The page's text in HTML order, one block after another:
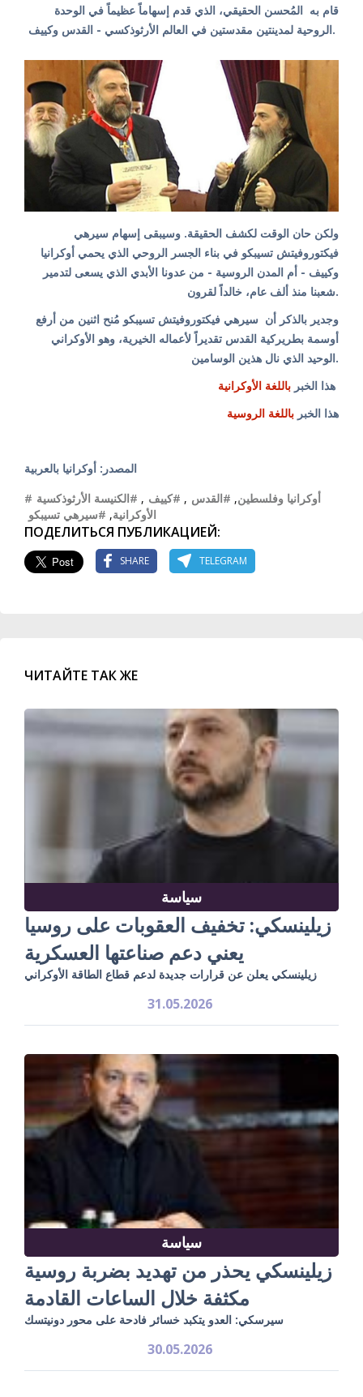
قام به المُحسن الحقيقي، الذي قدم إسهاماً عظيماً في الوحدة
الروحية لمدينتين مقدستين في العالم الأرثوذكسي - القدس وكييف.
ولكن حان الوقت لكشف الحقيقة. وسيبقى إسهام سيرهي
فيكتوروفيتش تسيبكو في بناء الجسر الروحي الذي يحمي أوكرانيا
وكييف - أم المدن الروسية - من عدونا الأبدي الذي يسعى لتدمير
شعبنا منذ ألف عام، خالداً لقرون.
وجدير بالذكر أن سيرهي فيكتوروفيتش تسيبكو مُنح اثنين من أرفع
أوسمة بطريركية القدس تقديراً لأعماله الخيرية، وهو الأوكراني
الوحيد الذي نال هذين الوسامين.
هذا الخبر باللغة الأوكرانية
هذا الخبر باللغة الروسية
المصدر: أوكرانيا بالعربية
#أوكرانيا وفلسطين, #القدس , #كييف , #الكنيسة الأرثوذكسية
الأوكرانية, #سيرهي تسيبكو
ПОДЕЛИТЬСЯ ПУБЛИКАЦИЕЙ:
SHARE TELEGRAM
ЧИТАЙТЕ ТАК ЖЕ
سياسة
زيلينسكي: تخفيف العقوبات على روسيا
يعني دعم صناعتها العسكرية
زيلينسكي يعلن عن قرارات جديدة لدعم قطاع الطاقة الأوكراني
31.05.2026
سياسة
زيلينسكي يحذر من تهديد بضربة روسية
مكثفة خلال الساعات القادمة
سيرسكي: العدو يتكبد خسائر فادحة على محور دونيتسك
30.05.2026